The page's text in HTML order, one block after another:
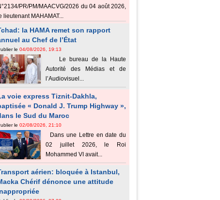
PR/PM/MAACVG/2026 du 04 août 2026,
lieutenant MAHAMAT...
la HAMA remet son rapport
au Chef de l’État
le 04/08/2026, 19:13
Le bureau de la Haute
Autorité des Médias et de
l’Audiovisuel...
voie express Tiznit-Dakhla,
« Donald J. Trump Highway »,
le Sud du Maroc
le 02/08/2026, 21:10
Dans une Lettre en date du
02 juillet 2026, le Roi
Mohammed VI avait...
aérien: bloquée à Istanbul,
Chérif dénonce une attitude